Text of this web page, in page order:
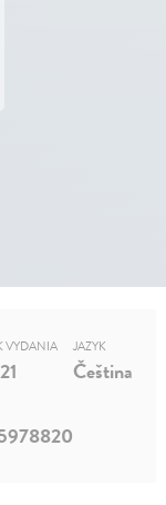
VYDANIA JAZYK
Čeština